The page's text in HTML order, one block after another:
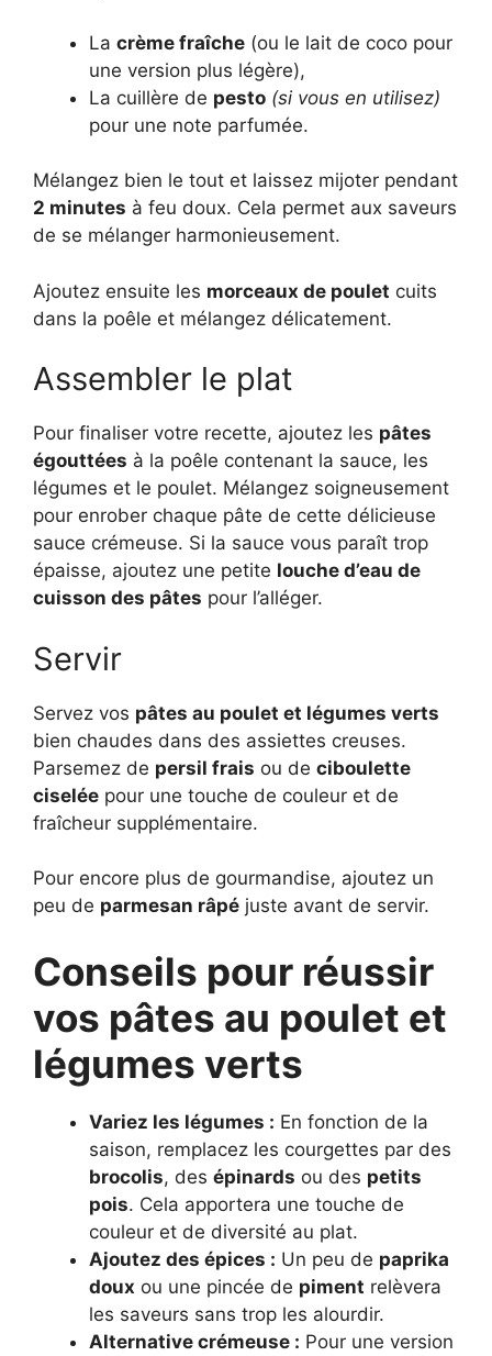
La crème fraîche (ou le lait de coco pour
une version plus légère),
La cuillère de pesto (si vous en utilisez)
pour une note parfumée.
Mélangez bien le tout et laissez mijoter pendant
2 minutes à feu doux. Cela permet aux saveurs
de se mélanger harmonieusement.
Ajoutez ensuite les morceaux de poulet cuits
dans la poêle et mélangez délicatement.
Assembler le plat
Pour finaliser votre recette, ajoutez les pâtes
égouttées à la poêle contenant la sauce, les
légumes et le poulet. Mélangez soigneusement
pour enrober chaque pâte de cette délicieuse
sauce crémeuse. Si la sauce vous paraît trop
épaisse, ajoutez une petite louche d’eau de
cuisson des pâtes pour l’alléger.
Servir
Servez vos pâtes au poulet et légumes verts
bien chaudes dans des assiettes creuses.
Parsemez de persil frais ou de ciboulette
ciselée pour une touche de couleur et de
fraîcheur supplémentaire.
Pour encore plus de gourmandise, ajoutez un
peu de parmesan râpé juste avant de servir.
Conseils pour réussir
vos pâtes au poulet et
légumes verts
Variez les légumes : En fonction de la
saison, remplacez les courgettes par des
brocolis, des épinards ou des petits
pois. Cela apportera une touche de
couleur et de diversité au plat.
Ajoutez des épices : Un peu de paprika
doux ou une pincée de piment relèvera
les saveurs sans trop les alourdir.
Alternative crémeuse : Pour une version